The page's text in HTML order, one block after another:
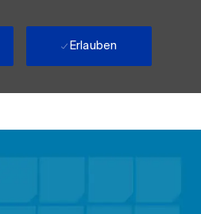
Erlauben